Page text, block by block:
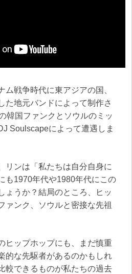
ム戦争時代に東アジアの国、
た地元バンドによって制作さ
韓国ファンクとソウルのミッ
Soulscapeによって遭遇しま
リンは「私たちは自分自身に
も1970年代や1980年代にこの
ょうか？結局のところ、ヒッ
ァンク、ソウルと密接な先祖
ヒップホップにも、まだ慎重
的な先駆者があるのかもしれ
較できるものが私たちの過去